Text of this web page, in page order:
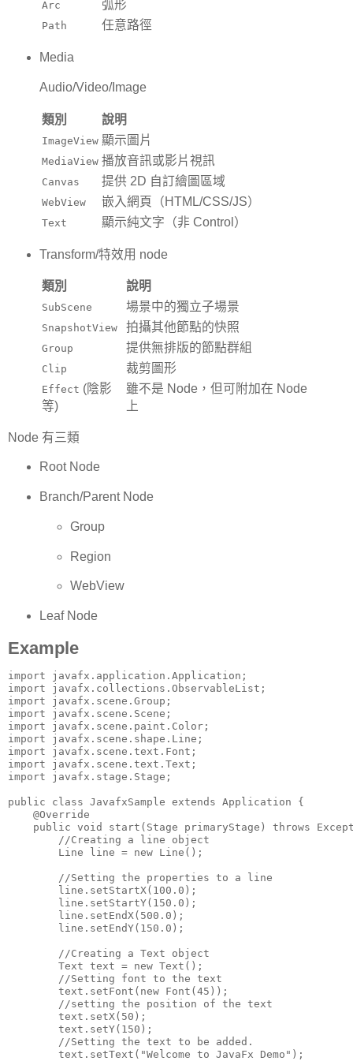
Arc 弧形
Path 任意路徑
Media
Audio/Video/Image
類別 說明
ImageView 顯示圖片
MediaView 播放音訊或影片視訊
Canvas 提供 2D 自訂繪圖區域
WebView 嵌入網頁（HTML/CSS/JS）
Text 顯示純文字（非 Control）
Transform/特效用 node
類別 說明
SubScene 場景中的獨立子場景
SnapshotView 拍攝其他節點的快照
Group 提供無排版的節點群組
Clip 裁剪圖形
Effect (陰影
等)
雖不是 Node，但可附加在 Node
上
Node 有三類
Root Node
Branch/Parent Node
Group
Region
WebView
Leaf Node
Example
import javafx.application.Application;
import javafx.collections.ObservableList;
import javafx.scene.Group;
import javafx.scene.Scene;
import javafx.scene.paint.Color;
import javafx.scene.shape.Line;
import javafx.scene.text.Font;
import javafx.scene.text.Text;
import javafx.stage.Stage;
public class JavafxSample extends Application {
    @Override
public void start(Stage primaryStage) throws
        //Creating a line object
        Line line = new Line();
        //Setting the properties to a line
        line.setStartX(100.0);
        line.setStartY(150.0);
        line.setEndX(500.0);
        line.setEndY(150.0);
        //Creating a Text object
        Text text = new Text();
        //Setting font to the text
        text.setFont(new Font(45));
        //setting the position of the text
        text.setX(50);
        text.setY(150);
        //Setting the text to be added.
        text.setText("Welcome to JavaFx Demo");